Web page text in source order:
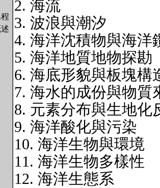
2. 海流
3. 波浪與潮汐
4. 海洋沈積物與海洋
5. 海洋地質地物探勘
6. 海底形貌與板塊構
7. 海水的成份與物質
8. 元素分布與生地化
9. 海洋酸化與污染
10. 海洋生物與環境
11. 海洋生物多樣性
12. 海洋生態系